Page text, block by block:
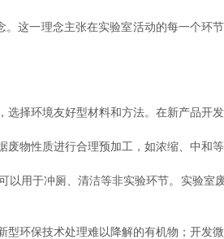
一理念主张在实验室活动的每一个环
环境友好型材料和方法。在新产品开
性质进行合理预加工，如浓缩、中和等
于冲厕、清洁等非实验环节。实验室
保技术处理难以降解的有机物；开发微